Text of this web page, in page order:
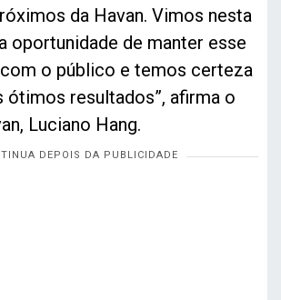
da Havan. Vimos nesta
oportunidade de manter esse
o público e temos certeza
ótimos resultados”, afirma o
Luciano Hang.